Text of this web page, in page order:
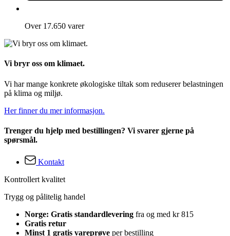
Over 17.650 varer
Vi bryr oss om klimaet.
Vi har mange konkrete økologiske tiltak som reduserer belastningen
på klima og miljø.
Her finner du mer informasjon.
Trenger du hjelp med bestillingen? Vi svarer gjerne på
spørsmål.
Kontakt
Kontrollert kvalitet
Trygg og pålitelig handel
Norge: Gratis standardlevering fra og med kr 815
Gratis retur
Minst 1 gratis vareprøve per bestilling